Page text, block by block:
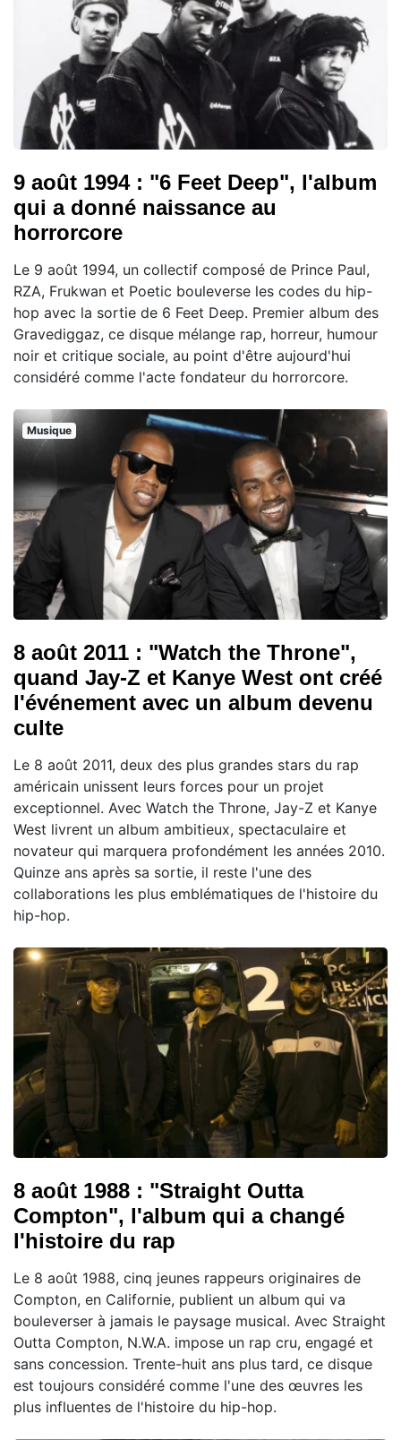
9 août 1994 : "6 Feet Deep", l'album
qui a donné naissance au
horrorcore
Le 9 août 1994, un collectif composé de Prince Paul,
RZA, Frukwan et Poetic bouleverse les codes du hip-
hop avec la sortie de 6 Feet Deep. Premier album des
Gravediggaz, ce disque mélange rap, horreur, humour
noir et critique sociale, au point d'être aujourd'hui
considéré comme l'acte fondateur du horrorcore.
Musique
8 août 2011 : "Watch the Throne",
quand Jay-Z et Kanye West ont créé
l'événement avec un album devenu
culte
Le 8 août 2011, deux des plus grandes stars du rap
américain unissent leurs forces pour un projet
exceptionnel. Avec Watch the Throne, Jay-Z et Kanye
West livrent un album ambitieux, spectaculaire et
novateur qui marquera profondément les années 2010.
Quinze ans après sa sortie, il reste l'une des
collaborations les plus emblématiques de l'histoire du
hip-hop.
8 août 1988 : "Straight Outta
Compton", l'album qui a changé
l'histoire du rap
Le 8 août 1988, cinq jeunes rappeurs originaires de
Compton, en Californie, publient un album qui va
bouleverser à jamais le paysage musical. Avec Straight
Outta Compton, N.W.A. impose un rap cru, engagé et
sans concession. Trente-huit ans plus tard, ce disque
est toujours considéré comme l'une des œuvres les
plus influentes de l'histoire du hip-hop.